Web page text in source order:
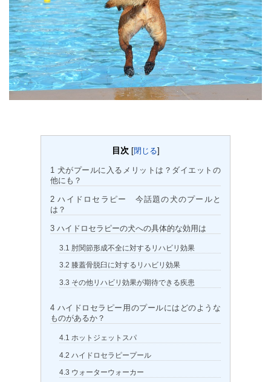
目次 [閉じる]
1 犬がプールに入るメリットは？ダイエットの
他にも？
2 ハイドロセラピー 今話題の犬のプールと
は？
3 ハイドロセラピーの犬への具体的な効用は
3.1 肘関節形成不全に対するリハビリ効果
3.2 膝蓋骨脱臼に対するリハビリ効果
3.3 その他リハビリ効果が期待できる疾患
4 ハイドロセラピー用のプールにはどのような
ものがあるか？
4.1 ホットジェットスパ
4.2 ハイドロセラピープール
4.3 ウォーターウォーカー